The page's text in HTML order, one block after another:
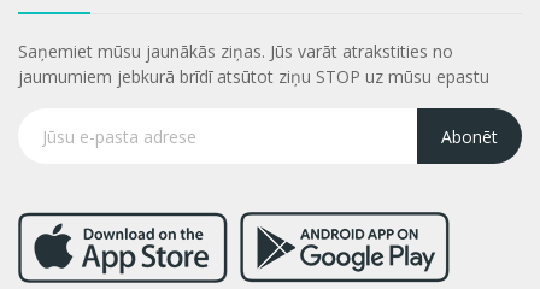
Saņemiet mūsu jaunākās ziņas. Jūs varāt atrakstities no
jaumumiem jebkurā brīdī atsūtot ziņu STOP uz mūsu epastu
Abonēt